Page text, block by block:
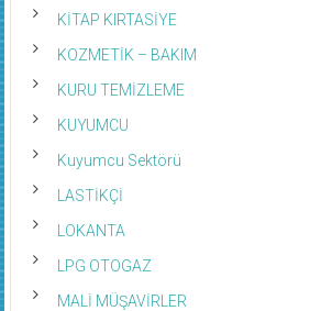
KİTAP KIRTASİYE
KOZMETİK – BAKIM
KURU TEMİZLEME
KUYUMCU
Kuyumcu Sektörü
LASTİKÇİ
LOKANTA
LPG OTOGAZ
MALİ MÜŞAVİRLER